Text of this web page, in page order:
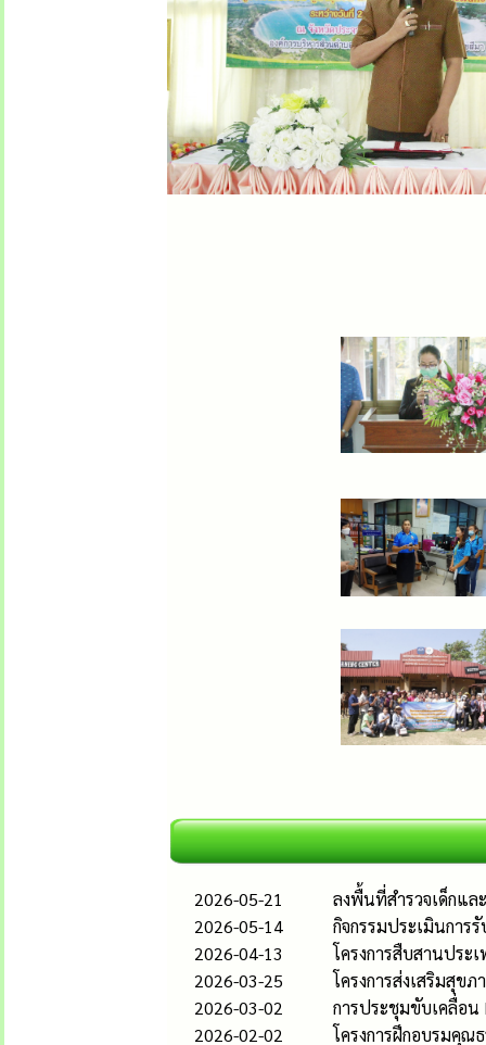
2026-05-21
ลงพื้นที่สำรวจเด็กแล
2026-05-14
กิจกรรมประเมินการ
2026-04-13
โครงการสืบสานประ
2026-03-25
โครงการส่งเสริมสุข
2026-03-02
การประชุมขับเคลื่อน
2026-02-02
โครงการฝึกอบรมคุณ